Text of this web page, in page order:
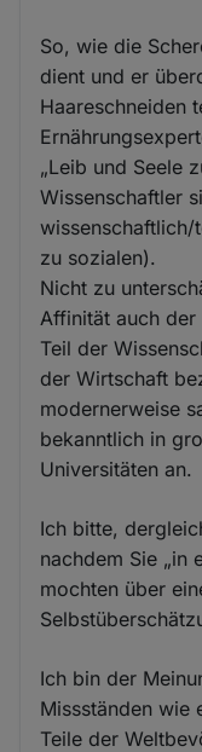
So, wie die
dient und er
Haareschneiden
„Leib und Seele
Wissenschaftler
wissenschaftlich/
zu sozialen).
Nicht zu
Affinität auch
Teil der
der Wirtschaft
modernerweise
bekanntlich in
Universitäten an.
Ich bitte,
nachdem Sie „in
mochten über
Ich bin der
Missständen wie
Teile der